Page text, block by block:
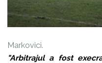
Markovici.
"Arbitrajul a fost